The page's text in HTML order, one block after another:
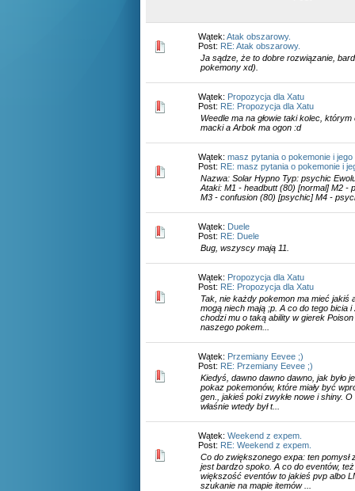
Wątek: Atak obszarowy.
Post: RE: Atak obszarowy.
Ja sądze, że to dobre rozwiązanie,
pokemony xd).
Wątek: Propozycja dla Xatu
Post: RE: Propozycja dla Xatu
Weedle ma na głowie taki kolec,
macki a Arbok ma ogon :d
Wątek: masz pytania o pokemonie i
Post: RE: masz pytania o pokemonie i
Nazwa: Solar Hypno Typ: psychic
Ataki: M1 - headbutt (80) [normal] M2 -
M3 - confusion (80) [psychic] M4 -
Wątek: Duele
Post: RE: Duele
Bug, wszyscy mają 11.
Wątek: Propozycja dla Xatu
Post: RE: Propozycja dla Xatu
Tak, nie każdy pokemon ma mieć jakiś
mogą niech mają ;p. A co do tego bicia
chodzi mu o taką ability w gierek
naszego pokem...
Wątek: Przemiany Eevee ;)
Post: RE: Przemiany Eevee ;)
Kiedyś, dawno dawno dawno, jak było
pokaz pokemonów, które miały być
gen., jakieś poki zwykłe nowe i shiny.
właśnie wtedy był t...
Wątek: Weekend z expem.
Post: RE: Weekend z expem.
Co do zwiększonego expa: ten pomysł
jest bardzo spoko. A co do eventów,
większość eventów to jakieś pvp albo
szukanie na mapie itemów ...